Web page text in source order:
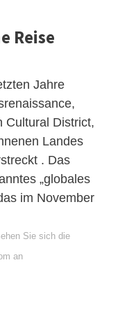
Reise
Jahre
Cultural District,
Landes
. Das
„globales
im November
Sie sich die
an